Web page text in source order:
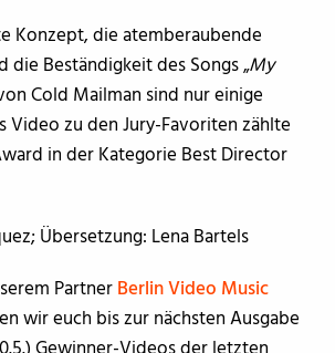
Konzept, die atemberaubende
die Beständigkeit des Songs „My
Cold Mailman sind nur einige
Video zu den Jury-Favoriten zählte
in der Kategorie Best Director
Übersetzung: Lena Bartels
PartnerBerlin Video Music
wir euch bis zur nächsten Ausgabe